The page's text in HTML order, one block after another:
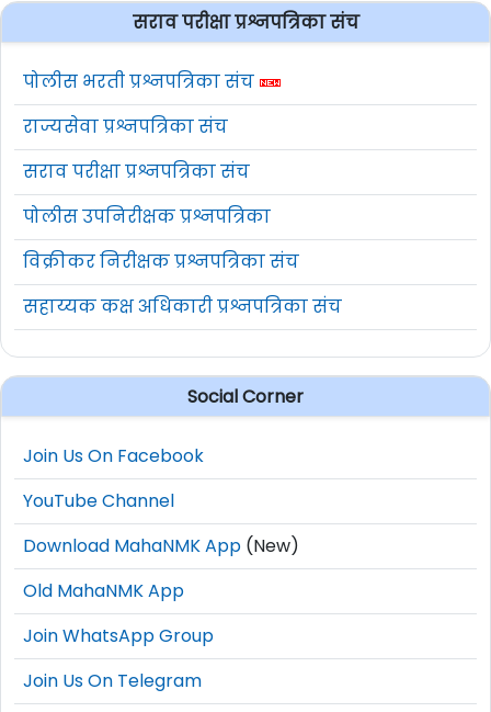
सराव परीक्षा प्रश्नपत्रिका संच
पोलीस भरती प्रश्नपत्रिका संच
राज्यसेवा प्रश्नपत्रिका संच
सराव परीक्षा प्रश्नपत्रिका संच
पोलीस उपनिरीक्षक प्रश्नपत्रिका
विक्रीकर निरीक्षक प्रश्नपत्रिका संच
सहाय्यक कक्ष अधिकारी प्रश्नपत्रिका संच
Social Corner
Join Us On Facebook
YouTube Channel
Download MahaNMK App (New)
Old MahaNMK App
Join WhatsApp Group
Join Us On Telegram